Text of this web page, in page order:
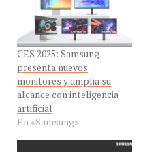
CES 2025: Samsung
presenta nuevos
monitores y amplia su
alcance con inteligencia
artificial
En «Samsung»